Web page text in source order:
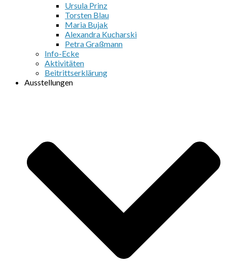
Ursula Prinz
Torsten Blau
Maria Bujak
Alexandra Kucharski
Petra Graßmann
Info-Ecke
Aktivitäten
Beitrittserklärung
Ausstellungen